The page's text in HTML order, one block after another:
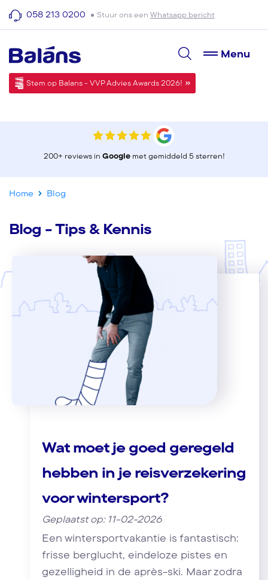
058 213 0200 Stuur ons een Whatsapp bericht
Menu
Stem op Balans - VVP Advies Awards 2026!
200+ reviews in Googlemet gemiddeld 5 sterren!
Home Blog
Blog - Tips & Kennis
Wat moet je goed geregeld
hebben in je reisverzekering
voor wintersport?
Geplaatst op: 11-02-2026
Een wintersportvakantie is fantastisch:
frisse berglucht, eindeloze pistes en
gezelligheid in de après-ski. Maar zodra